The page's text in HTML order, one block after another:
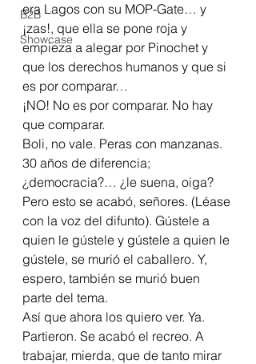
B2B
Showcase
era Lagos con su MOP-Gate… y
¡zas!, que ella se pone roja y
empieza a alegar por Pinochet y
que los derechos humanos y que si
es por comparar…
¡NO! No es por comparar. No hay
que comparar.
Boli, no vale. Peras con manzanas.
30 años de diferencia;
¿democracia?… ¿le suena, oiga?
Pero esto se acabó, señores. (Léase
con la voz del difunto). Gústele a
quien le gústele y gústele a quien le
gústele, se murió el caballero. Y,
espero, también se murió buen
parte del tema.
Así que ahora los quiero ver. Ya.
Partieron. Se acabó el recreo. A
trabajar, mierda, que de tanto mirar